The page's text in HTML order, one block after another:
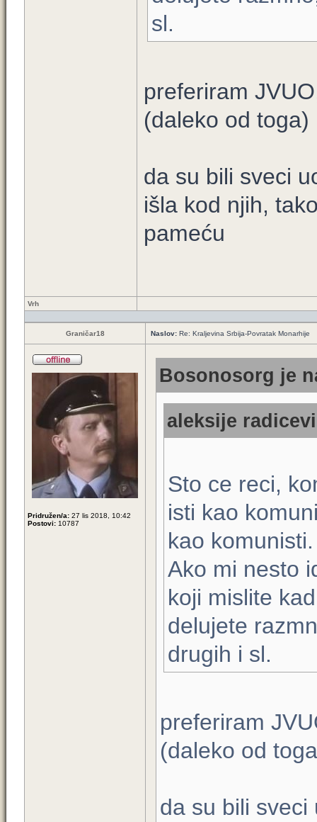
sl.
preferiram
(daleko od toga)
da su bili sveci
išla kod njih,
pameću
Vrh
Graničar18 Naslov: Re: Kraljevina Srbija-Povratak Monarhije
Pridružen/a: 27 lis 2018, 10:42
Postovi: 10787
Bosonosorg je
aleksije
Sto ce reci,
isti kao
kao komunisti.
Ako mi nesto
koji mislite
delujete
drugih i sl.
preferiram
(daleko od
da su bili sveci